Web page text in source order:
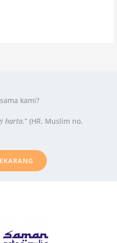
kami?
harta.” (HR. Muslim no.